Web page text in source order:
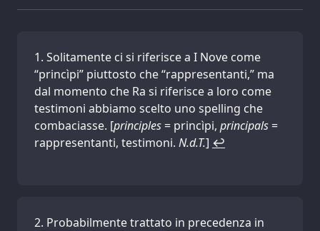
Solitamente ci si riferisce a I Nove come
“princìpi” piuttosto che “rappresentanti,” ma
dal momento che Ra si riferisce a loro come
testimoni abbiamo scelto uno spelling che
combaciasse. [principles = princìpi, principals =
rappresentanti, testimoni. N.d.T.] ↩
Probabilmente trattato in precedenza in